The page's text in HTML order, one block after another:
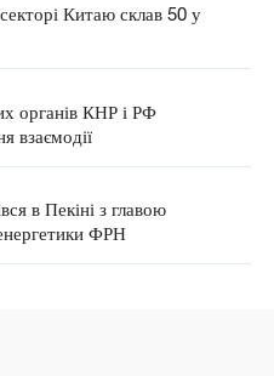
Китаю склав 50 у
органів КНР і РФ
взаємодії
в Пекіні з главою
ФРН